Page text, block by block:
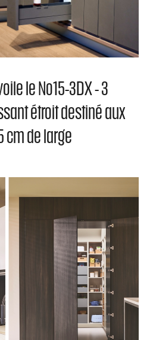
le No15-3DX - 3
étroit destiné aux
cm de large